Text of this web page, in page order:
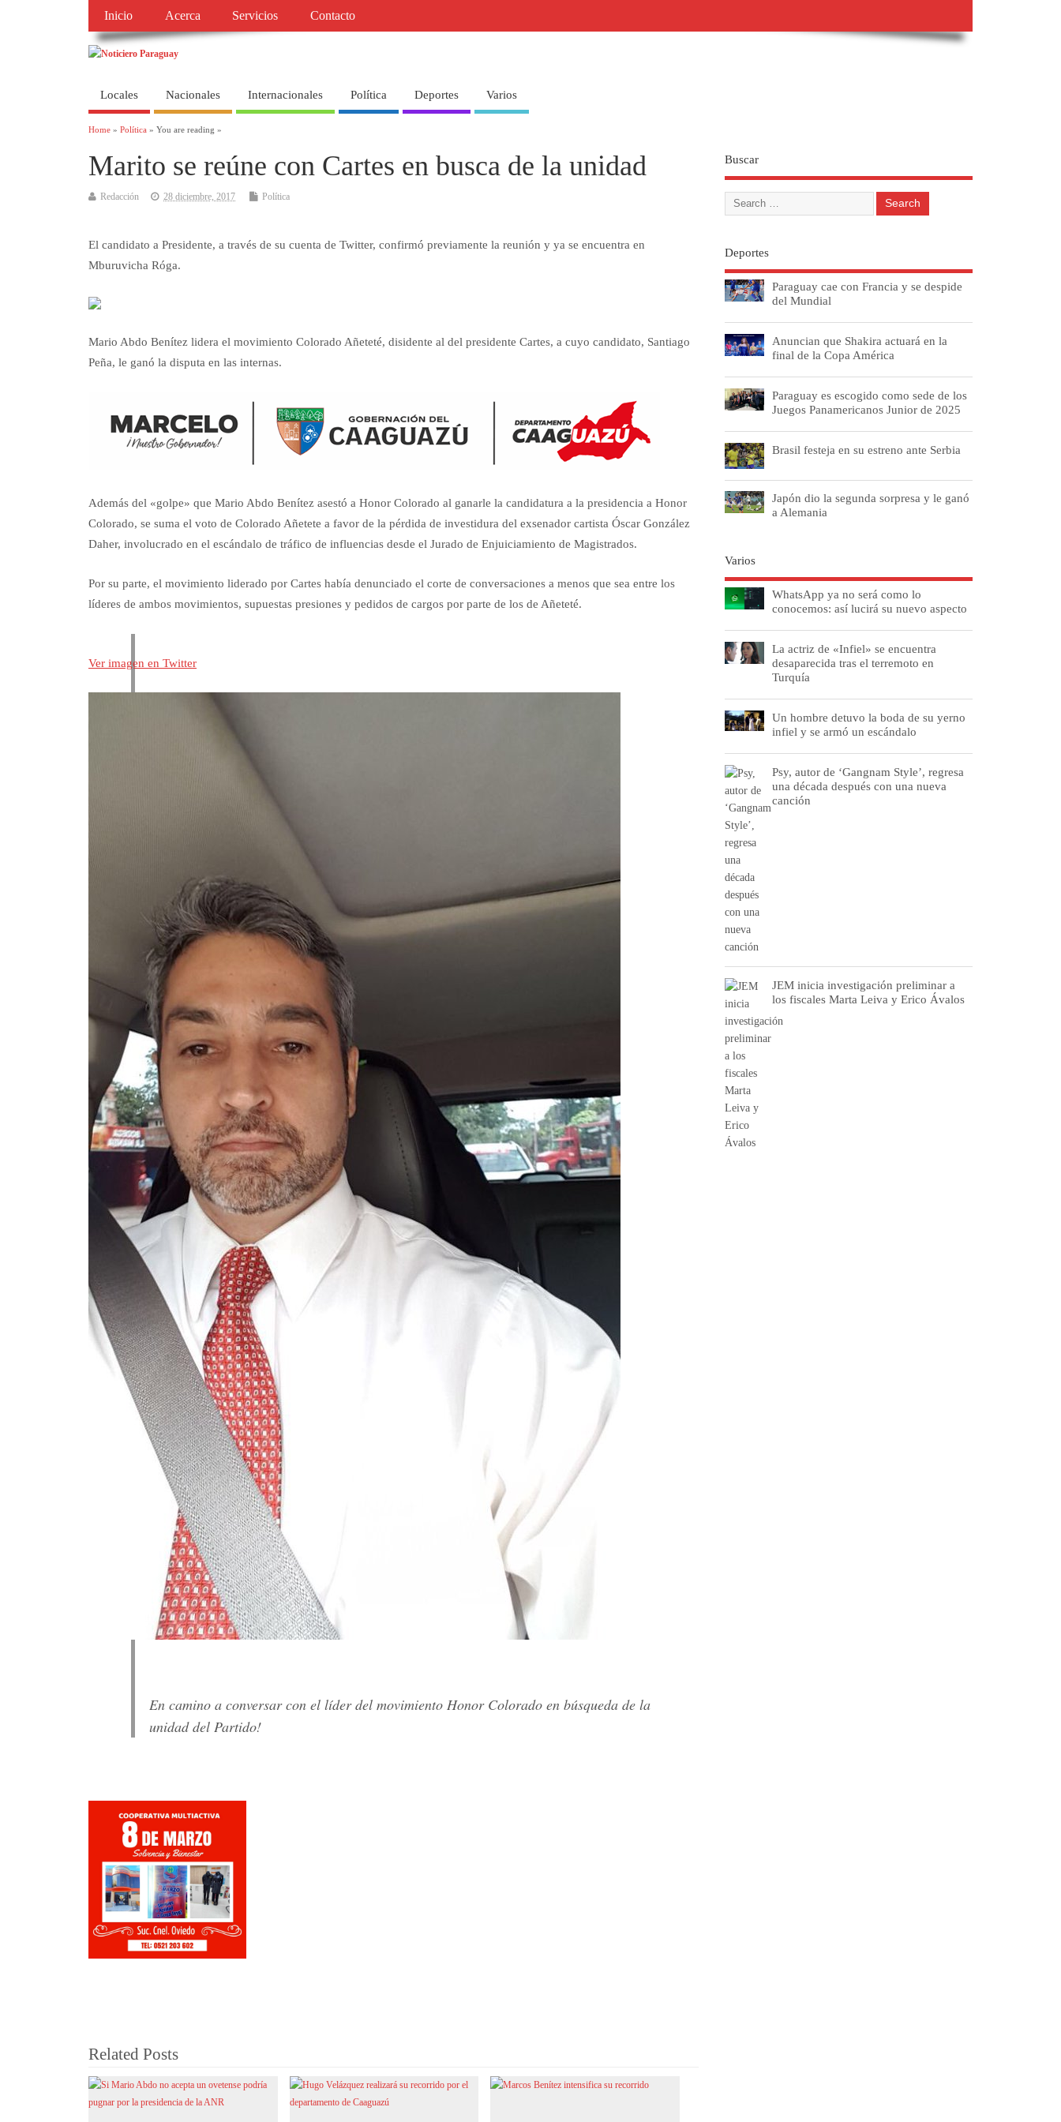
Inicio Acerca Servicios Contacto
Locales Nacionales Internacionales Política Deportes Varios
Home » Política » You are reading »
Marito se reúne con Cartes en busca de la unidad
Redacción 28 diciembre, 2017 Política
El candidato a Presidente, a través de su cuenta de Twitter, confirmó previamente la reunión y ya se encuentra en
Mburuvicha Róga.
Mario Abdo Benítez lidera el movimiento Colorado Añeteté, disidente al del presidente Cartes, a cuyo candidato, Santiago
Peña, le ganó la disputa en las internas.
Además del «golpe» que Mario Abdo Benítez asestó a Honor Colorado al ganarle la candidatura a la presidencia a Honor
Colorado, se suma el voto de Colorado Añetete a favor de la pérdida de investidura del exsenador cartista Óscar González
Daher, involucrado en el escándalo de tráfico de influencias desde el Jurado de Enjuiciamiento de Magistrados.
Por su parte, el movimiento liderado por Cartes había denunciado el corte de conversaciones a menos que sea entre los
líderes de ambos movimientos, supuestas presiones y pedidos de cargos por parte de los de Añeteté.
Ver imagen en Twitter
En camino a conversar con el líder del movimiento Honor Colorado en búsqueda de la
unidad del Partido!
Related Posts
Buscar
Deportes
Paraguay cae con Francia y se despide
del Mundial
Anuncian que Shakira actuará en la
final de la Copa América
Paraguay es escogido como sede de los
Juegos Panamericanos Junior de 2025
Brasil festeja en su estreno ante Serbia
Japón dio la segunda sorpresa y le ganó
a Alemania
Varios
WhatsApp ya no será como lo
conocemos: así lucirá su nuevo aspecto
La actriz de «Infiel» se encuentra
desaparecida tras el terremoto en
Turquía
Un hombre detuvo la boda de su yerno
infiel y se armó un escándalo
Psy, autor de ‘Gangnam Style’, regresa
una década después con una nueva
canción
JEM inicia investigación preliminar a
los fiscales Marta Leiva y Erico Ávalos